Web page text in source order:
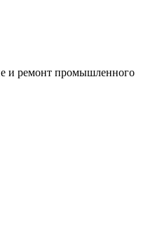
и ремонт промышленного